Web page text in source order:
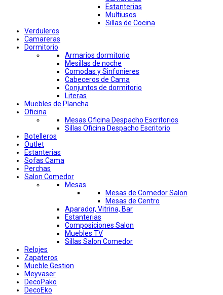
Estanterias
Multiusos
Sillas de Cocina
Verduleros
Camareras
Dormitorio
Armarios dormitorio
Mesillas de noche
Comodas y Sinfonieres
Cabeceros de Cama
Conjuntos de dormitorio
Literas
Muebles de Plancha
Oficina
Mesas Oficina Despacho Escritorios
Sillas Oficina Despacho Escritorio
Botelleros
Outlet
Estanterias
Sofas Cama
Perchas
Salon Comedor
Mesas
Mesas de Comedor Salon
Mesas de Centro
Aparador, Vitrina, Bar
Estanterias
Composiciones Salon
Muebles TV
Sillas Salon Comedor
Relojes
Zapateros
Mueble Gestion
Meyvaser
DecoPako
DecoEko